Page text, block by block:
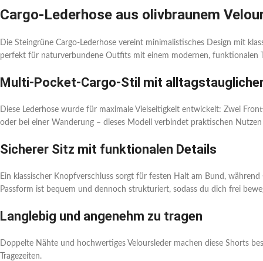
Cargo-Lederhose aus olivbraunem
Die Steingrüne Cargo-Lederhose vereint minimalistisches Design mit
perfekt für naturverbundene Outfits mit einem modernen, funktionalen
Multi-Pocket-Cargo-Stil mit
Diese Lederhose wurde für maximale Vielseitigkeit entwickelt: Zwei
oder bei einer Wanderung – dieses Modell verbindet praktischen
Sicherer Sitz mit funktionalen Details
Ein klassischer Knopfverschluss sorgt für festen Halt am Bund,
Passform ist bequem und dennoch strukturiert, sodass du dich frei
Langlebig und angenehm zu tragen
Doppelte Nähte und hochwertiges Veloursleder machen diese Shorts
Tragezeiten.